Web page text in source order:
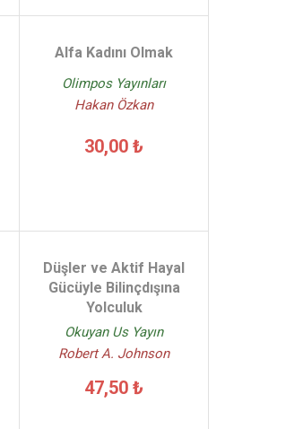
Alfa Kadını Olmak
Olimpos Yayınları
Hakan Özkan
30,00 ₺
Düşler ve Aktif Hayal
Gücüyle Bilinçdışına
Yolculuk
Okuyan Us Yayın
Robert A. Johnson
47,50 ₺